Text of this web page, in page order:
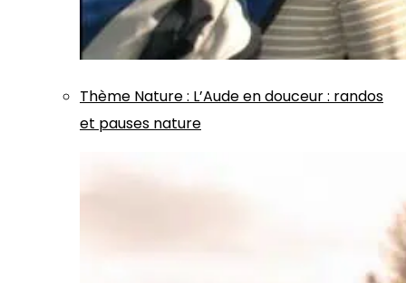
Thème Nature: L’Aude en douceur : randos
et pauses nature